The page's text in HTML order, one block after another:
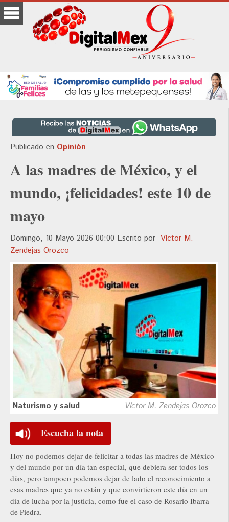
Publicado en Opinión
A las madres de México, y el
mundo, ¡felicidades! este 10 de
mayo
Domingo, 10 Mayo 2026 00:00 Escrito por Víctor M.
Zendejas Orozco
Naturismo y salud Víctor M. Zendejas Orozco
Escucha la nota
Hoy no podemos dejar de felicitar a todas las madres de México
y del mundo por un día tan especial, que debiera ser todos los
días, pero tampoco podemos dejar de lado el reconocimiento a
esas madres que ya no están y que convirtieron este día en un
día de lucha por la justicia, como fue el caso de Rosario Ibarra
de Piedra.